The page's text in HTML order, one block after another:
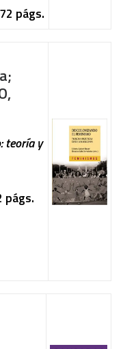
págs.
teoría y
págs.